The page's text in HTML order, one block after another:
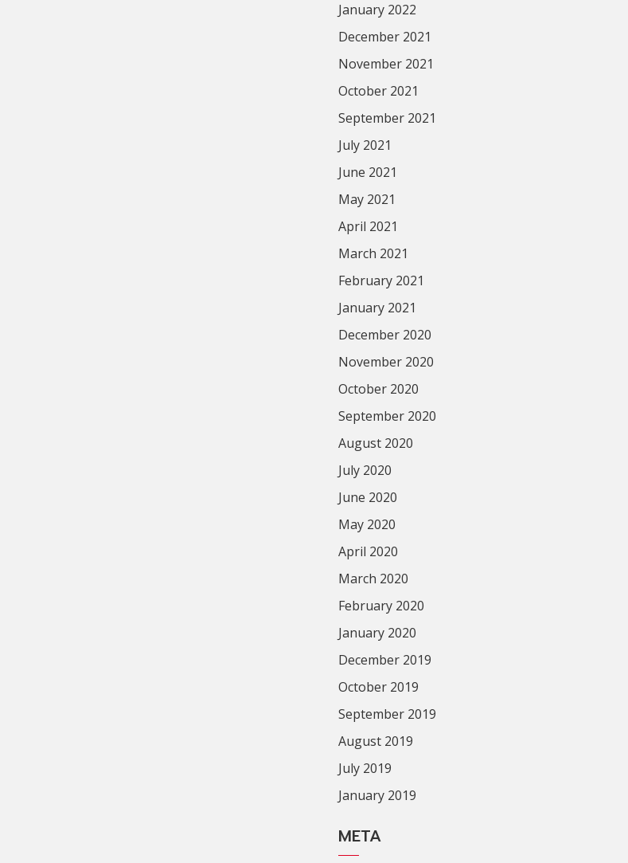
January 2022
December 2021
November 2021
October 2021
September 2021
July 2021
June 2021
May 2021
April 2021
March 2021
February 2021
January 2021
December 2020
November 2020
October 2020
September 2020
August 2020
July 2020
June 2020
May 2020
April 2020
March 2020
February 2020
January 2020
December 2019
October 2019
September 2019
August 2019
July 2019
January 2019
META